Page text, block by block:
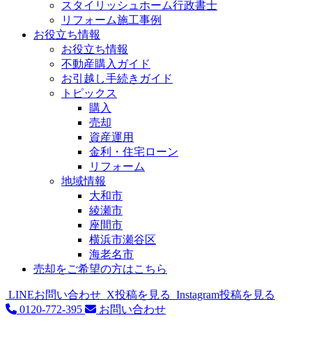
スタイリッシュホーム行政書士
リフォーム施工事例
お役立ち情報
お役立ち情報
不動産購入ガイド
お引越し手続きガイド
トピックス
購入
売却
資産運用
金利・住宅ローン
リフォーム
地域情報
大和市
綾瀬市
座間市
横浜市瀬谷区
海老名市
売却をご希望の方はこちら
LINEお問い合わせ X投稿を見る Instagram投稿を見る
0120-772-395
お問い合わせ